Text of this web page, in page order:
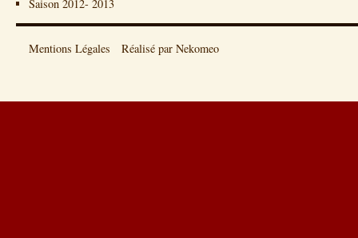
Saison 2012- 2013
Mentions Légales Réalisé par Nekomeo